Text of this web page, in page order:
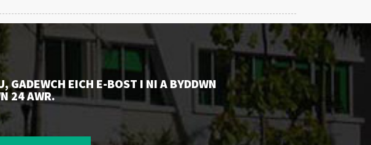
GADEWCH EICH E-BOST I NI A BYDDWN
24 AWR.